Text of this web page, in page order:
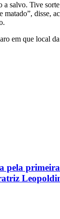
a salvo. Tive
matado”, disse,
em que local
pela primeira